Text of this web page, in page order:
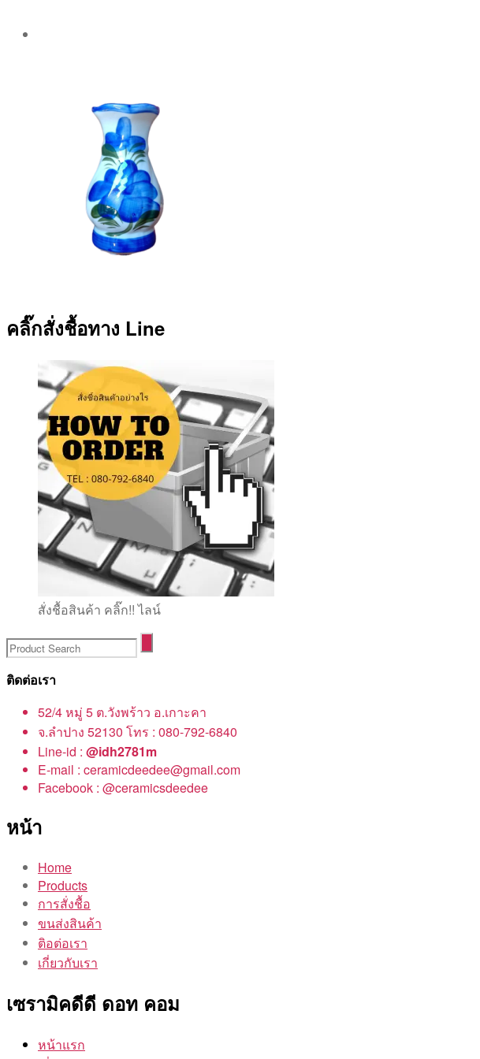
คลิ๊กสั่งชื้อทาง Line
สั่งชื้อสินค้า คลิ๊ก!! ไลน์
ติดต่อเรา
52/4 หมู่ 5 ต.วังพร้าว อ.เกาะคา
จ.ลำปาง 52130 โทร : 080-792-6840
Line-id : @idh2781m
E-mail : ceramicdeedee@gmail.com
Facebook : @ceramicsdeedee
หน้า
Home
Products
การสั่งชื้อ
ขนส่งสินค้า
ติอต่อเรา
เกี่ยวกับเรา
เซรามิคดีดี ดอท คอม
หน้าแรก